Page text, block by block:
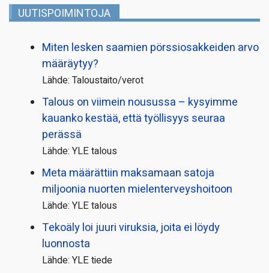
UUTISPOIMINTOJA
Miten lesken saamien pörssi­osakkeiden arvo
määräytyy?
Lähde: Taloustaito/verot
Talous on viimein nousussa – kysyimme
kauanko kestää, että työllisyys seuraa
perässä
Lähde: YLE talous
Meta määrättiin maksamaan satoja
miljoonia nuorten mielenterveyshoitoon
Lähde: YLE talous
Tekoäly loi juuri viruksia, joita ei löydy
luonnosta
Lähde: YLE tiede